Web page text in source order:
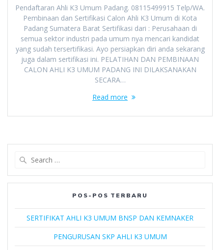
Pendaftaran Ahli K3 Umum Padang. 08115499915 Telp/WA.
Pembinaan dan Sertifikasi Calon Ahli K3 Umum di Kota
Padang Sumatera Barat Sertifikasi dari : Perusahaan di
semua sektor industri pada umum nya mencari kandidat
yang sudah tersertifikasi. Ayo persiapkan diri anda sekarang
juga dalam sertifikasi ini. PELATIHAN DAN PEMBINAAN
CALON AHLI K3 UMUM PADANG INI DILAKSANAKAN
SECARA…
Read more
POS-POS TERBARU
SERTIFIKAT AHLI K3 UMUM BNSP DAN KEMNAKER
PENGURUSAN SKP AHLI K3 UMUM